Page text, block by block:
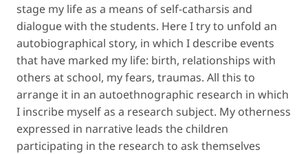
stage my life as a means of self-catharsis and
dialogue with the students. Here I try to unfold an
autobiographical story, in which I describe events
that have marked my life: birth, relationships with
others at school, my fears, traumas. All this to
arrange it in an autoethnographic research in which
I inscribe myself as a research subject. My otherness
expressed in narrative leads the children
participating in the research to ask themselves